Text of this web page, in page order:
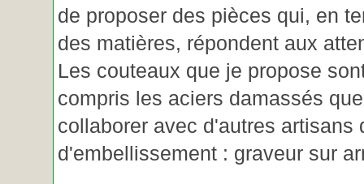
de proposer des pièces qui, en
des matières, répondent aux
Les couteaux que je propose
compris les aciers damassés
collaborer avec d'autres artisans
d'embellissement : graveur sur